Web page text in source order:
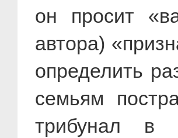
он просит
автора)
определить
семьям
трибунал в